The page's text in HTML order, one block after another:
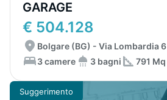
GARAGE
€ 504.128
Bolgare (BG) - Via Lombardia 6
3 camere
3 bagni 791 Mq
Suggerimento